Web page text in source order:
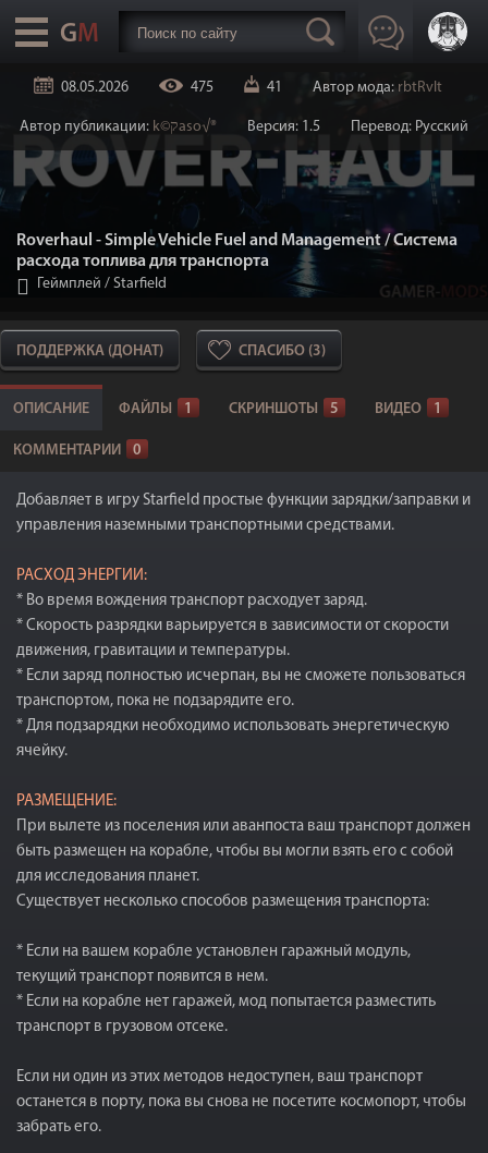
08.05.2026 475 41 Автор мода: rbtRvlt
Автор публикации: k©קaso√® Версия: 1.5 Перевод: Русский
Roverhaul - Simple Vehicle Fuel and Management / Система
расхода топлива для транспорта
Геймплей / Starfield
ПОДДЕРЖКА (ДОНАТ) СПАСИБО (3)
ОПИСАНИЕ ФАЙЛЫ 1 СКРИНШОТЫ 5 ВИДЕО 1
КОММЕНТАРИИ 0
Добавляет в игру Starfield простые функции зарядки/заправки и
управления наземными транспортными средствами.
РАСХОД ЭНЕРГИИ:
* Во время вождения транспорт расходует заряд.
* Скорость разрядки варьируется в зависимости от скорости
движения, гравитации и температуры.
* Если заряд полностью исчерпан, вы не сможете пользоваться
транспортом, пока не подзарядите его.
* Для подзарядки необходимо использовать энергетическую
ячейку.
РАЗМЕЩЕНИЕ:
При вылете из поселения или аванпоста ваш транспорт должен
быть размещен на корабле, чтобы вы могли взять его с собой
для исследования планет.
Существует несколько способов размещения транспорта:
* Если на вашем корабле установлен гаражный модуль,
текущий транспорт появится в нем.
* Если на корабле нет гаражей, мод попытается разместить
транспорт в грузовом отсеке.
Если ни один из этих методов недоступен, ваш транспорт
останется в порту, пока вы снова не посетите космопорт, чтобы
забрать его.